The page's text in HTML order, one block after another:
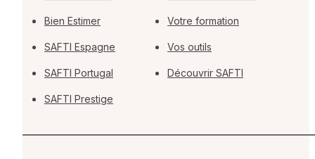
Bien Estimer
SAFTI Espagne
SAFTI Portugal
SAFTI Prestige
Votre formation
Vos outils
Découvrir SAFTI